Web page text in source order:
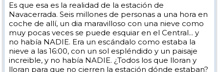
Es que esa es la realidad de la estación de
Navacerrada. Seis millones de personas a una hora en
coche de allí, un dia maravilloso con una nieve como
muy pocas veces se puede esquiar en el Central... y
no había NADIE. Era un escándalo como estaba la
nieve a las 16:00, con un sol espléndido y un paisaje
increible, y no había NADIE. ¿Todos los que lloran y
lloran para que no cierren la estación dónde estaban?